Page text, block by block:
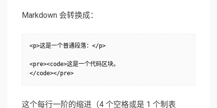
Markdown 会转换成：
<p>这是一个普通段落：</p>
<pre><code>这是一个代码区块。
</code></pre>
这个每行一阶的缩进（4 个空格或是 1 个制表